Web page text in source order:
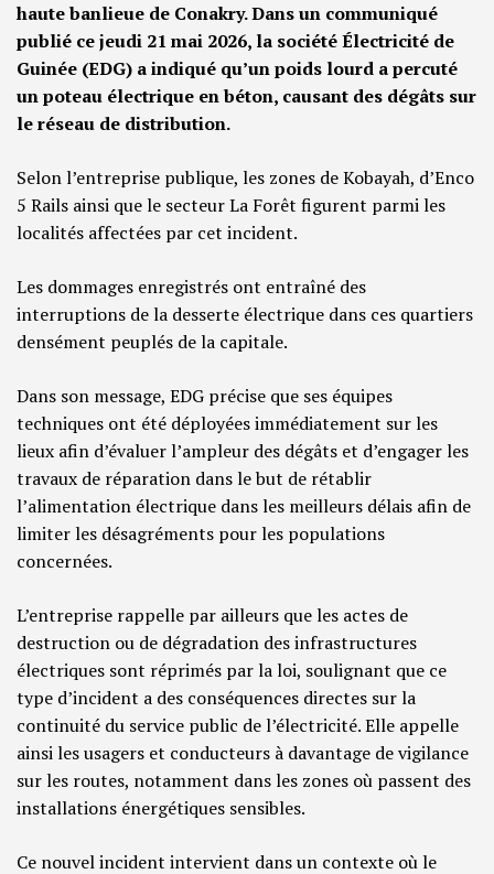
haute banlieue de Conakry. Dans un communiqué
publié ce jeudi 21 mai 2026, la société Électricité de
Guinée (EDG) a indiqué qu’un poids lourd a percuté
un poteau électrique en béton, causant des dégâts sur
le réseau de distribution.
Selon l’entreprise publique, les zones de Kobayah, d’Enco
5 Rails ainsi que le secteur La Forêt figurent parmi les
localités affectées par cet incident.
Les dommages enregistrés ont entraîné des
interruptions de la desserte électrique dans ces quartiers
densément peuplés de la capitale.
Dans son message, EDG précise que ses équipes
techniques ont été déployées immédiatement sur les
lieux afin d’évaluer l’ampleur des dégâts et d’engager les
travaux de réparation dans le but de rétablir
l’alimentation électrique dans les meilleurs délais afin de
limiter les désagréments pour les populations
concernées.
L’entreprise rappelle par ailleurs que les actes de
destruction ou de dégradation des infrastructures
électriques sont réprimés par la loi, soulignant que ce
type d’incident a des conséquences directes sur la
continuité du service public de l’électricité. Elle appelle
ainsi les usagers et conducteurs à davantage de vigilance
sur les routes, notamment dans les zones où passent des
installations énergétiques sensibles.
Ce nouvel incident intervient dans un contexte où le